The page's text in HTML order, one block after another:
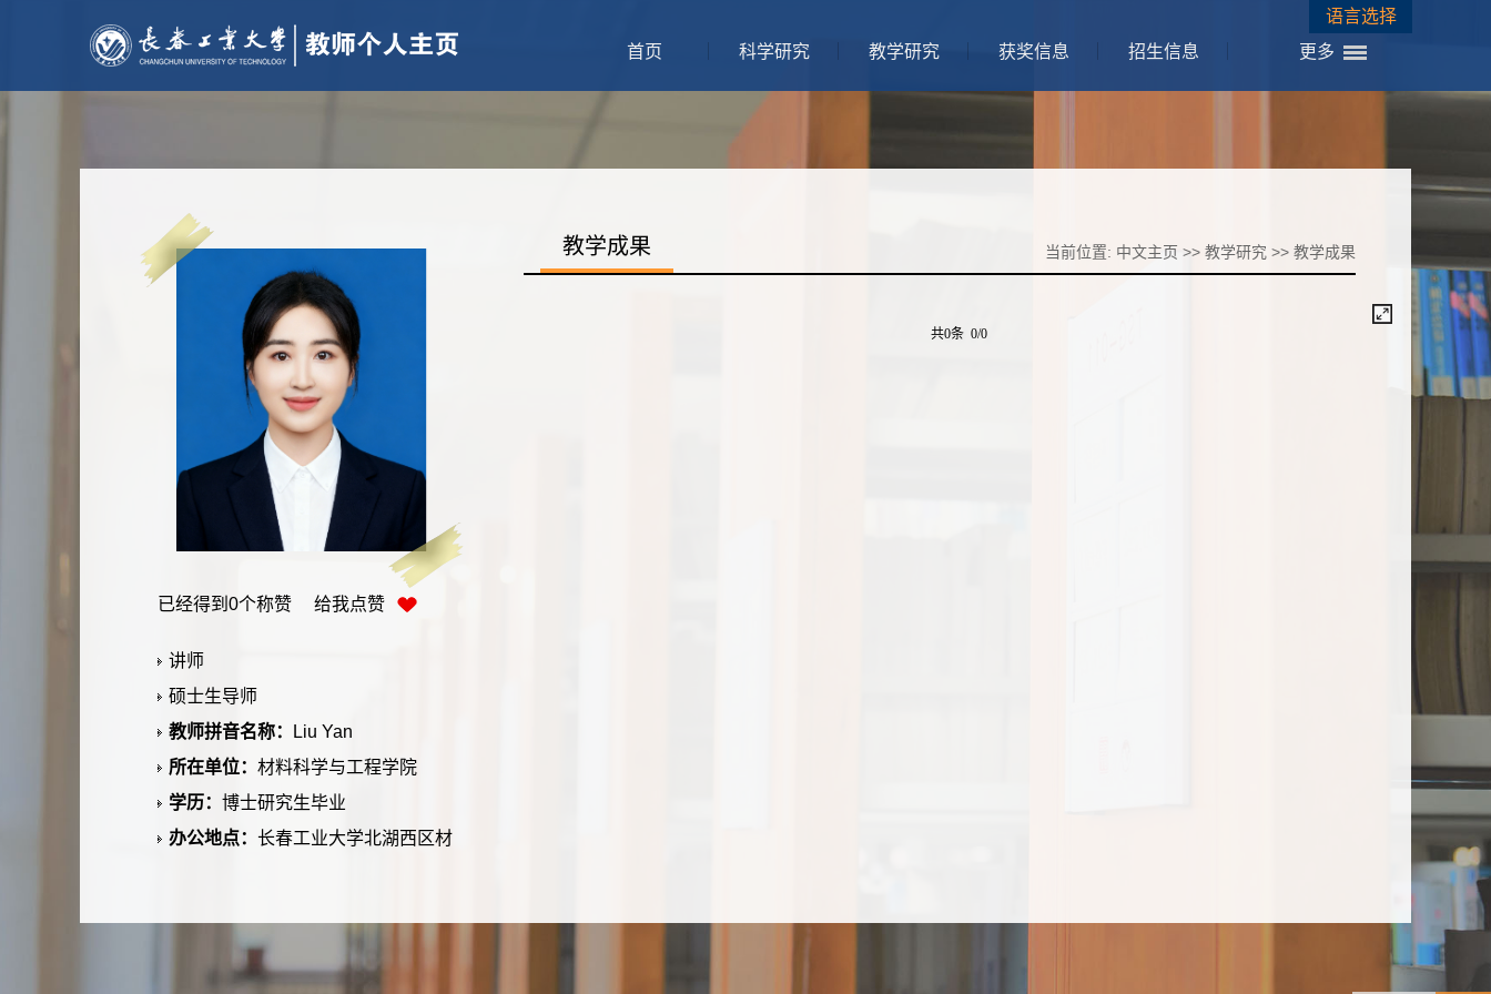
语言选择
首页
科学研究 教学研究 获奖信息 招生信息 更多
已经得到 0个称赞 给我点赞
讲师
硕士生导师
教师拼音名称：
Liu Yan
所在单位： 材料科学与工程学院
学历： 博士研究生毕业
办公地点： 长春工业大学北湖西区材
毕业院校：吉林大学
教学成果 当前位置: 中文主页 >> 教学研究 >> 教学成果
共0条 0/0